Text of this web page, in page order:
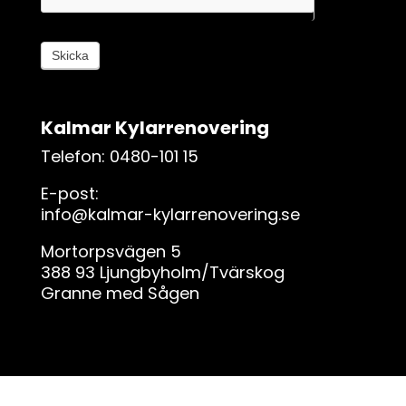
l
ä
a
d
t
h
r
f
ä
t
Skicka
Kalmar Kylarrenovering
Telefon: 0480-101 15
E-post:
info@kalmar-kylarrenovering.se
Mortorpsvägen 5
388 93 Ljungbyholm/Tvärskog
Granne med Sågen